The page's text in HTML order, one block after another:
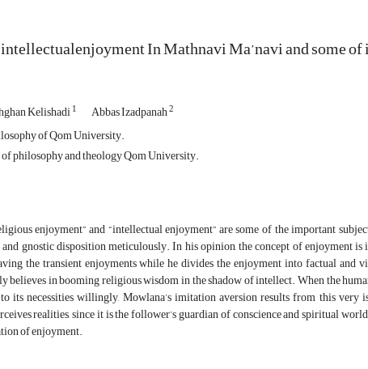
In Mathnavi Ma’navi and some of
Kelishadi1 Abbas Izadpanah2
of Qom University.
philosophy and theology Qom University.
enjoyment” and “intellectual enjoyment” are some of the important
and gnostic disposition meticulously. In his opinion, the concept of enjoyment
the transient enjoyments while he divides the enjoyment into factual
believes in booming religious wisdom in the shadow of intellect. When the
its necessities willingly, Mowlana’s imitation aversion results from this
realities, since it is the follower’s guardian of conscience and spiritual
of enjoyment.